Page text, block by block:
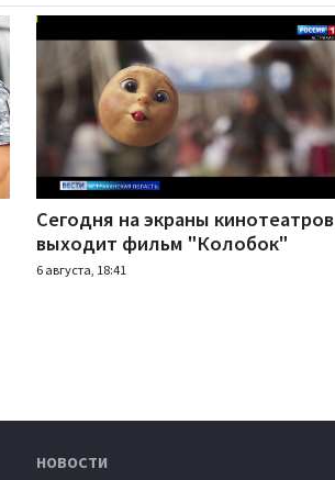
Сегодня на экраны кинотеатров
выходит фильм "Колобок"
6 августа, 18:41
НОВОСТИ